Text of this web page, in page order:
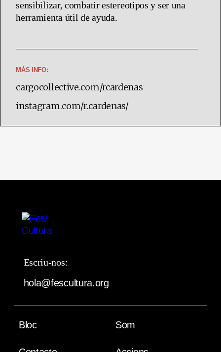
sensibilizar, combatir estereotipos y ser una
herramienta útil de ayuda.
MÁS INFO:
cargocollective.com/rcardenas
instagram.com/r.cardenas/
Som
Bloc
Escriu-nos:
hola@fescultura.org